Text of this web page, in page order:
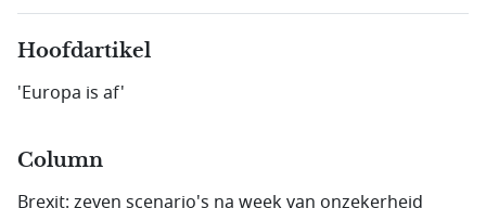
Hoofdartikel
'Europa is af'
Column
Brexit: zeven scenario's na week van onzekerheid